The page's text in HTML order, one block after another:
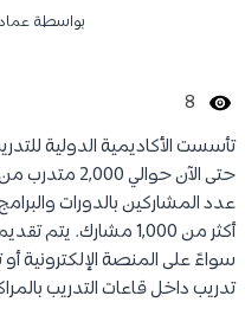
بواسطة
8
حتى الآن
عدد المشاركين بالدورات
أكثر من 1,000 مشارك.
سواءً على المنصة الإلكترونية
تدريب داخل قاعات التدريب